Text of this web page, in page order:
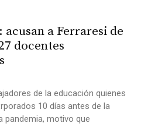
acusan a Ferraresi de
docentes
de la educación quienes
10 días antes de la
pandemia, motivo que